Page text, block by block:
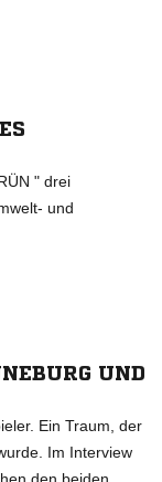
" drei
und
UND
Ein Traum, der
Im Interview